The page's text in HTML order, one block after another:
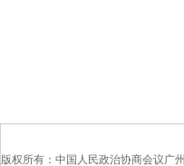
版权所有：中国人民政治协商会议